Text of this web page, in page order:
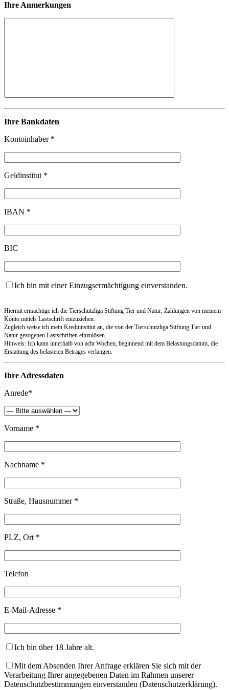
Ihre Anmerkungen
Ihre Bankdaten
Kontoinhaber *
Geldinstitut *
IBAN *
BIC
Ich bin mit einer Einzugsermächtigung einverstanden.
Hiermit ermächtige ich die Tierschutzliga Stiftung Tier und Natur, Zahlungen von meinem
Konto mittels Lastschrift einzuziehen.
Zugleich weise ich mein Kreditinstitut an, die von der Tierschutzliga Stiftung Tier und
Natur gezogenen Lastschriften einzulösen.
Hinweis: Ich kann innerhalb von acht Wochen, beginnend mit dem Belastungsdatum, die
Erstattung des belasteten Betrages verlangen.
Ihre Adressdaten
Anrede*
Vorname *
Nachname *
Straße, Hausnummer *
PLZ, Ort *
Telefon
E-Mail-Adresse *
Ich bin über 18 Jahre alt.
Mit dem Absenden Ihrer Anfrage erklären Sie sich mit der
Verarbeitung Ihrer angegebenen Daten im Rahmen unserer
Datenschutzbestimmungen einverstanden (Datenschutzerklärung).